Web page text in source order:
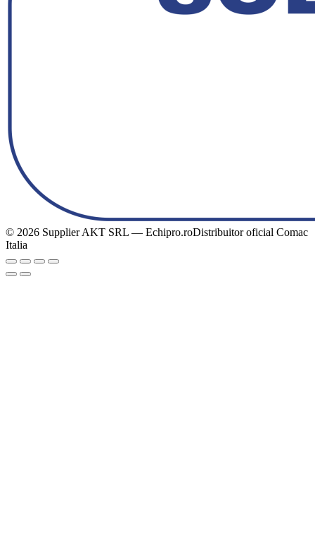
© 2026 Supplier AKT SRL — Echipro.roDistribuitor oficial Comac
Italia